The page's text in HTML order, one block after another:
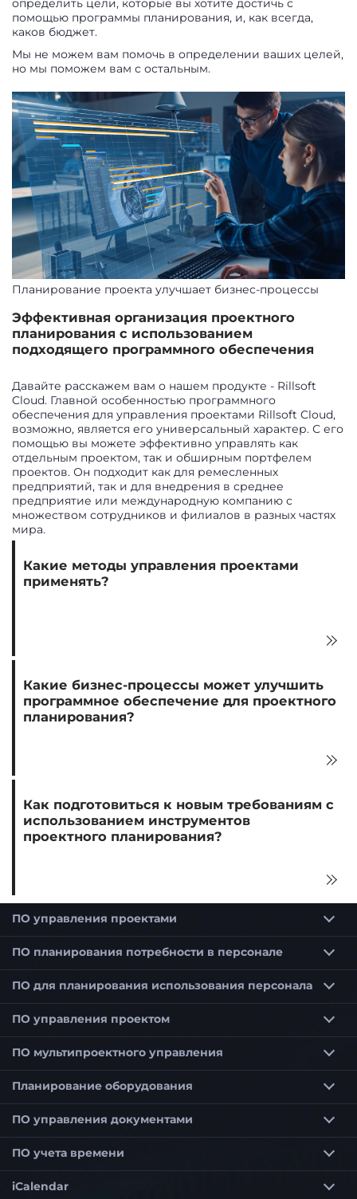
определить цели, которые вы хотите достичь с
помощью программы планирования, и, как всегда,
каков бюджет.
Мы не можем вам помочь в определении ваших целей,
но мы поможем вам с остальным.
Планирование проекта улучшает бизнес-процессы
Эффективная организация проектного
планирования с использованием
подходящего программного обеспечения
Давайте расскажем вам о нашем продукте - Rillsoft
Cloud. Главной особенностью программного
обеспечения для управления проектами Rillsoft Cloud,
возможно, является его универсальный характер. С его
помощью вы можете эффективно управлять как
отдельным проектом, так и обширным портфелем
проектов. Он подходит как для ремесленных
предприятий, так и для внедрения в среднее
предприятие или международную компанию с
множеством сотрудников и филиалов в разных частях
мира.
Какие методы управления проектами
применять?
Какие бизнес-процессы может улучшить
программное обеспечение для проектного
планирования?
Как подготовиться к новым требованиям с
использованием инструментов
проектного планирования?
ПО управления проектами
ПО планирования потребности в персонале
ПО для планирования использования персонала
ПО управления проектом
ПО мультипроектного управления
Планирование оборудования
ПО управления документами
ПО учета времени
iCalendar